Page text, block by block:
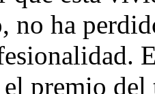
no ha
el premio